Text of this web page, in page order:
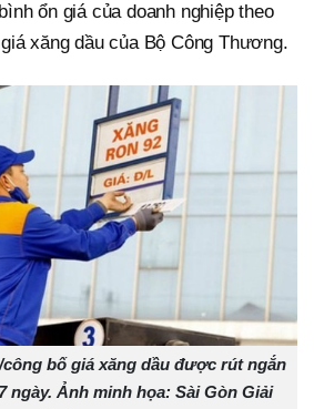
ổn giá của doanh nghiệp theo
xăng dầu của Bộ Công Thương.
bố giá xăng dầu được rút ngắn
ngày. Ảnh minh họa: Sài Gòn Giải